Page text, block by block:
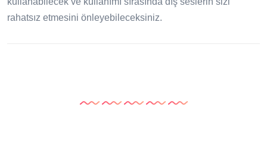
rahatsız etmesini önleyebileceksiniz.